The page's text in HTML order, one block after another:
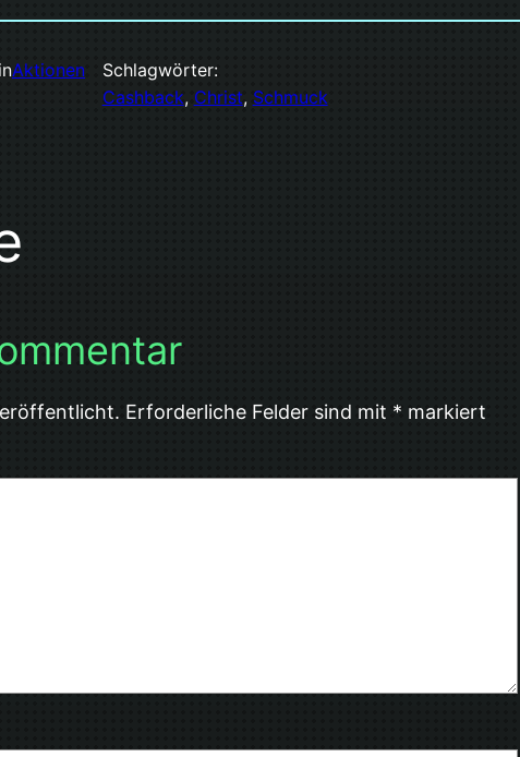
inAktionen
Schlagwörter:
Cashback, Christ, Schmuck
Erforderliche Felder sind mit * markiert